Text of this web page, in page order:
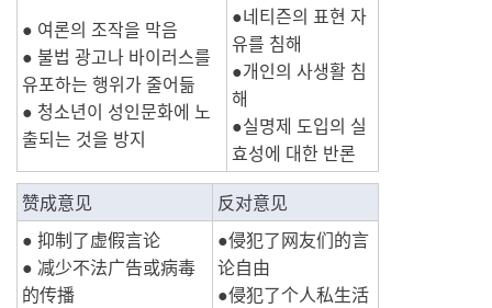
● 여론의 조작을 막음
● 불법 광고나 바이러스를
유포하는 행위가 줄어듦
● 청소년이 성인문화에 노
출되는 것을 방지
●네티즌의 표현 자
유를 침해
●개인의 사생활 침
해
●실명제 도입의 실
효성에 대한 반론
赞成意见
反对意见
● 抑制了虚假言论
● 减少不法广告或病毒
的传播
●侵犯了网友们的言
论自由
●侵犯了个人私生活